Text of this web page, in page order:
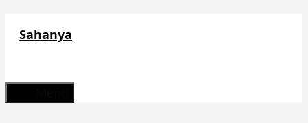
Sahanya